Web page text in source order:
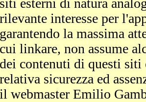
siti esterni di natura
rilevante interesse per
garantendo la massima
cui linkare, non assume
dei contenuti di questi
relativa sicurezza ed
il webmaster Emilio